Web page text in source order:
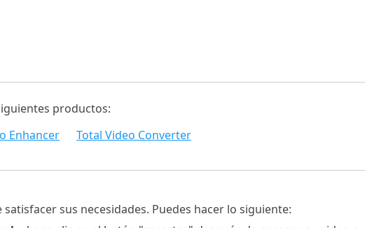
productos:
Enhancer Total Video Converter
sus necesidades. Puedes hacer lo siguiente: